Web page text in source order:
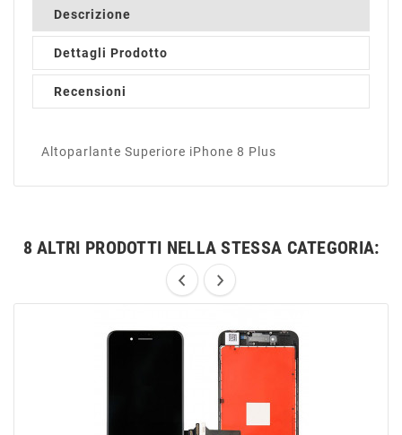
Descrizione
Dettagli Prodotto
Recensioni
Altoparlante Superiore iPhone 8 Plus
8 ALTRI PRODOTTI NELLA STESSA CATEGORIA: